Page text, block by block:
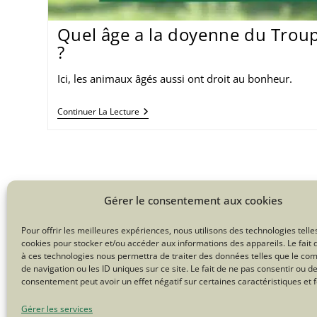
Gérer le consentement aux cookies
Pour offrir les meilleures expériences, nous utilisons des technologies
cookies pour stocker et/ou accéder aux informations des appareils. Le fait
à ces technologies nous permettra de traiter des données telles que le
de navigation ou les ID uniques sur ce site. Le fait de ne pas consentir ou
consentement peut avoir un effet négatif sur certaines caractéristiques et
Gérer les services
Quel âge a la doyenne du
?
Ici, les animaux âgés aussi ont droit au bonheur.
Continuer La LectureQuel
Âge
Troupeau
Bonheur